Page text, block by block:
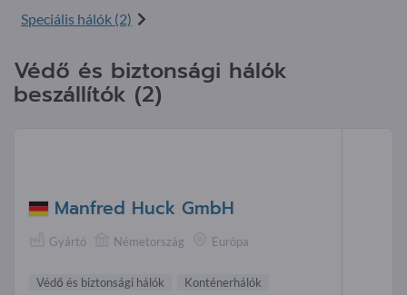
Speciális hálók (2)
Védő és biztonsági hálók
beszállítók (2)
Manfred Huck GmbH
Gyártó Németország Európa
Védő és biztonsági hálók
Konténerhálók